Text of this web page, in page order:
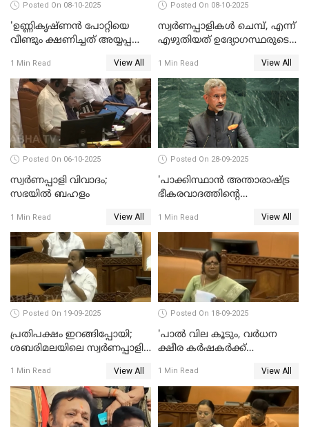
Posted On 08-10-2025
'ഉണ്ണികൃഷ്ണന്‍ പോറ്റിയെ
വീണ്ടും ക്ഷണിച്ചത് അയ്യപ്പ
അടിച്ചുമാറ്റാനാണെന്ന്
സംശയമുണ്ട്'; വി ഡി
സതീശൻ
1 Min Read View All
Posted On 08-10-2025
സ്വർണപ്പാളികൾ ചെമ്പ്, എന്ന്
എഴുതിയത് ഉദ്യോഗസ്ഥരുടെ
ടി.കെ.രാജഗോപാല്‍
1 Min Read View All
Posted On 06-10-2025
സ്വർണപ്പാളി വിവാദം;
സഭയിൽ ബഹളം
1 Min Read View All
Posted On 28-09-2025
'പാക്കിസ്ഥാന്‍ അന്താരാഷ്ട്ര
ഭീകരവാദത്തിന്റെ
ജയശങ്കര്‍
1 Min Read View All
Posted On 19-09-2025
പ്രതിപക്ഷം ഇറങ്ങിപ്പോയി;
ശബരിമലയിലെ സ്വർണപ്പാളി
പ്രമേയത്തിന് അനുമതിയില്ല
WATCH VIDEO
1 Min Read View All
Posted On 18-09-2025
'പാൽ വില കൂടും, വർധന
ക്ഷീര കർഷകർക്ക്
ജെ ചിഞ്ചുറാണി
1 Min Read View All